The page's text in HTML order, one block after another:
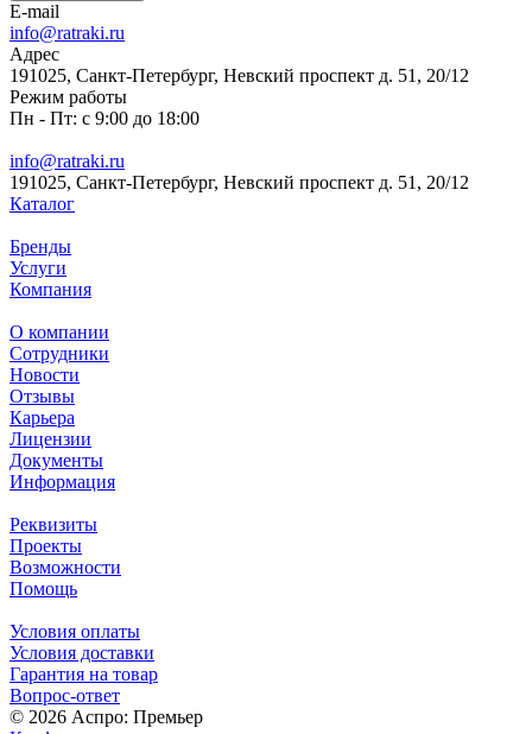
E-mail
info@ratraki.ru
Адрес
191025, Санкт-Петербург, Невский проспект д. 51, 20/12
Режим работы
Пн - Пт: с 9:00 до 18:00
info@ratraki.ru
191025, Санкт-Петербург, Невский проспект д. 51, 20/12
Каталог
Бренды
Услуги
Компания
О компании
Сотрудники
Новости
Отзывы
Карьера
Лицензии
Документы
Информация
Реквизиты
Проекты
Возможности
Помощь
Условия оплаты
Условия доставки
Гарантия на товар
Вопрос-ответ
© 2026 Аспро: Премьер